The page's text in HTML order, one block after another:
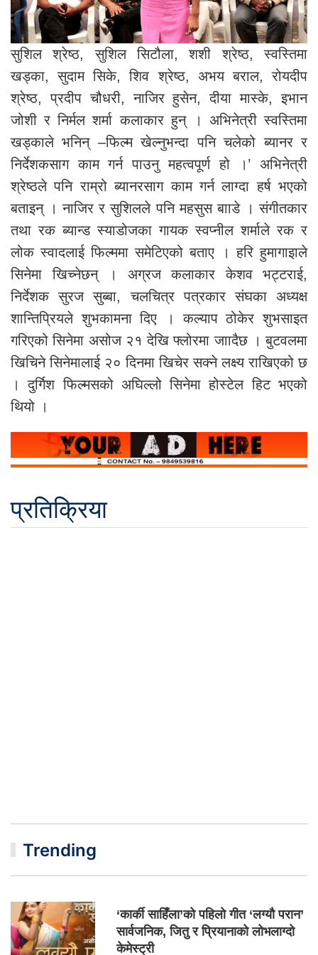
सुशिल श्रेष्ठ, सुशिल सिटौला, शशी श्रेष्ठ, स्वस्तिमा
खड्का, सुदाम सिके, शिव श्रेष्ठ, अभय बराल, रोयदीप
श्रेष्ठ, प्रदीप चौधरी, नाजिर हुसेन, दीया मास्के, इभान
जोशी र निर्मल शर्मा कलाकार हुन् । अभिनेत्री स्वस्तिमा
खड्काले भनिन् –फिल्म खेल्नुभन्दा पनि चलेको ब्यानर र
निर्देशकसाग काम गर्न पाउनु महत्वपूर्ण हो ।’ अभिनेत्री
श्रेष्ठले पनि राम्रो ब्यानरसाग काम गर्न लाग्दा हर्ष भएको
बताइन् । नाजिर र सुशिलले पनि महसुस बााडे । संगीतकार
तथा रक ब्यान्ड स्याडोजका गायक स्वप्नील शर्माले रक र
लोक स्वादलाई फिल्ममा समेटिएको बताए । हरि हुमागाइाले
सिनेमा खिच्नेछन् । अग्रज कलाकार केशव भट्टराई,
निर्देशक सुरज सुब्बा, चलचित्र पत्रकार संघका अध्यक्ष
शान्तिप्रियले शुभकामना दिए । कल्याप ठोकेर शुभसाइत
गरिएको सिनेमा असोज २१ देखि फ्लोरमा जाादैछ । बुटवलमा
खिचिने सिनेमालाई २० दिनमा खिचेर सक्ने लक्ष्य राखिएको छ
। दुर्गिश फिल्मसको अघिल्लो सिनेमा होस्टेल हिट भएको
थियो ।
प्रतिक्रिया
Trending
‘कार्की साहिँला’को पहिलो गीत ‘लग्यौ परान’
सार्वजनिक, जितु र प्रियानाको लोभलाग्दो
केमेस्ट्री